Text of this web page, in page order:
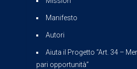
Manifesto
Autori
Aiuta il Progetto “Art. 34 –
pari opportunità”